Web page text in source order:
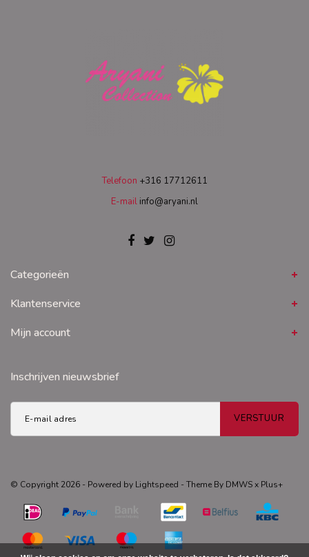
Telefoon +316 17712611
E-mail info@aryani.nl
Categorieën
Klantenservice
Mijn account
Inschrijven nieuwsbrief
VERSTUUR
© Copyright 2026 - Powered by Lightspeed - Theme By DMWSx Plus+